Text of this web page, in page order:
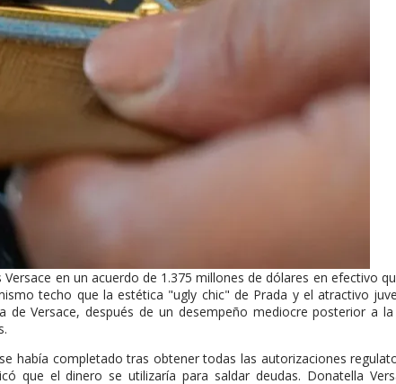
en un acuerdo de 1.375 millones de dólares en efectivo
techo que la estética "ugly chic" de Prada y el atractivo
Versace, después de un desempeño mediocre posterior a la
había completado tras obtener todas las autorizaciones
que el dinero se utilizaría para saldar deudas. Donatella